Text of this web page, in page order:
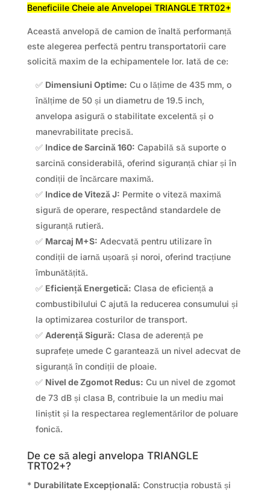
Beneficiile Cheie ale Anvelopei TRIANGLE TRT02+
Această anvelopă de camion de înaltă performanță
este alegerea perfectă pentru transportatorii care
solicită maxim de la echipamentele lor. Iată de ce:
✅ Dimensiuni Optime: Cu o lățime de 435 mm, o
înălțime de 50 și un diametru de 19.5 inch,
anvelopa asigură o stabilitate excelentă și o
manevrabilitate precisă.
✅ Indice de Sarcină 160: Capabilă să suporte o
sarcină considerabilă, oferind siguranță chiar și în
condiții de încărcare maximă.
✅ Indice de Viteză J: Permite o viteză maximă
sigură de operare, respectând standardele de
siguranță rutieră.
✅ Marcaj M+S: Adecvată pentru utilizare în
condiții de iarnă ușoară și noroi, oferind tracțiune
îmbunătățită.
✅ Eficiență Energetică: Clasa de eficiență a
combustibilului C ajută la reducerea consumului și
la optimizarea costurilor de transport.
✅ Aderență Sigură: Clasa de aderență pe
suprafețe umede C garantează un nivel adecvat de
siguranță în condiții de ploaie.
✅ Nivel de Zgomot Redus: Cu un nivel de zgomot
de 73 dB și clasa B, contribuie la un mediu mai
liniștit și la respectarea reglementărilor de poluare
fonică.
De ce să alegi anvelopa TRIANGLE
TRT02+?
* Durabilitate Excepțională: Construcția robustă și